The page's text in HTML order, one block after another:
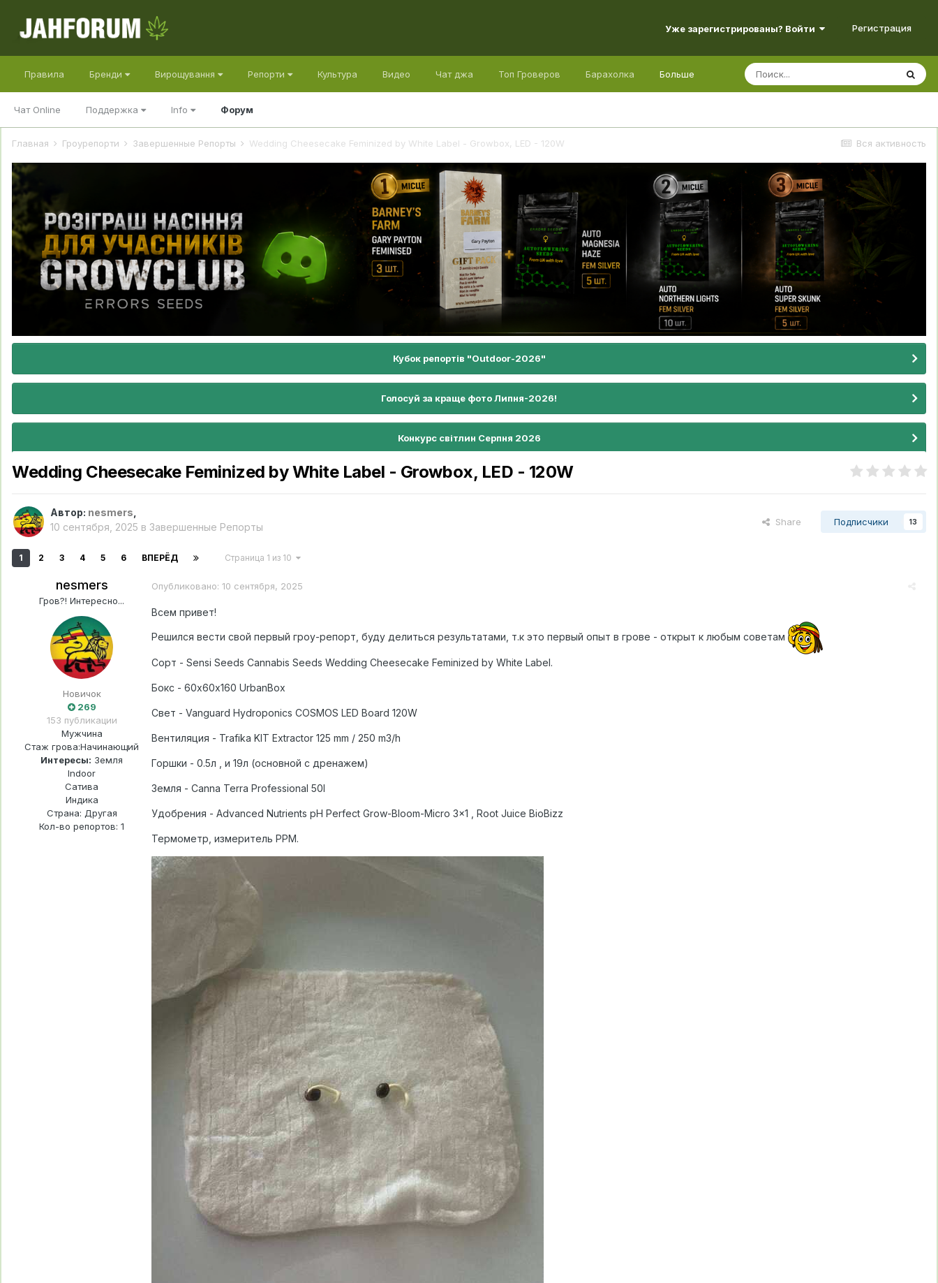
Уже зарегистрированы? Войти Регистрация
Правила Бренди Вирощування Репорти Культура Видео Чат джа Топ Гроверов Барахолка Больше
Чат Online Поддержка Info Форум
Вся активность
Главная Гроурепорти Завершенные Репорты Wedding Cheesecake Feminized by White Label - Growbox, LED - 120W
Кубок репортів "Outdoor-2026"
Голосуй за краще фото Липня-2026!
Конкурс світлин Серпня 2026
Wedding Cheesecake Feminized by White Label - Growbox, LED - 120W
Автор: nesmers
10 сентября, 2025 в Завершенные Репорты Share Подписчики 13
1 2 3 4 5 6 ВПЕРЁД Страница 1 из 10
nesmers
Гров?! Интересно...
Новичок
269
153 публикации
Мужчина
Стаж грова:Начинающий
Интересы: Земля
Indoor
Сатива
Индика
Страна: Другая
Кол-во репортов: 1
Опубликовано: 10 сентября, 2025
Всем привет!
Решился вести свой первый гроу-репорт, буду делиться результатами, т.к это первый опыт в грове - открыт к любым советам
Сорт - Sensi Seeds Cannabis Seeds Wedding Cheesecake Feminized by White Label.
Бокс - 60х60х160 UrbanBox
Свет - Vanguard Hydroponics COSMOS LED Board 120W
Вентиляция - Trafika KIT Extractor 125 mm / 250 m3/h
Горшки - 0.5л , и 19л (основной с дренажем)
Земля - Canna Terra Professional 50l
Удобрения - Advanced Nutrients pH Perfect Grow-Bloom-Micro 3x1 , Root Juice BioBizz
Термометр, измеритель PPM.